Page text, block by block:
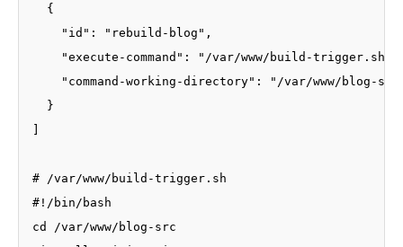
  {
    "id": "rebuild-blog",
    "execute-command": "/var/www/build-trigger.sh",
"command-working-directory": "/var/www/blog-
  }
# /var/www/build-trigger.sh
#!/bin/bash
cd /var/www/blog-src